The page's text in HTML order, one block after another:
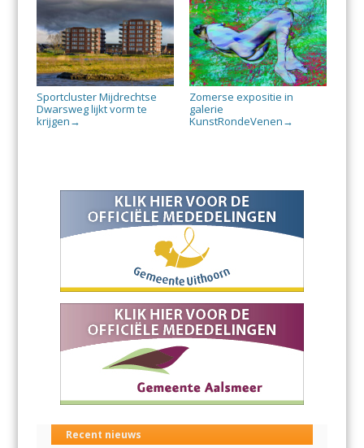
Sportcluster Mijdrechtse
Dwarsweg lijkt vorm te
krijgen →
Zomerse expositie in
galerie
KunstRondeVenen →
Recent nieuws